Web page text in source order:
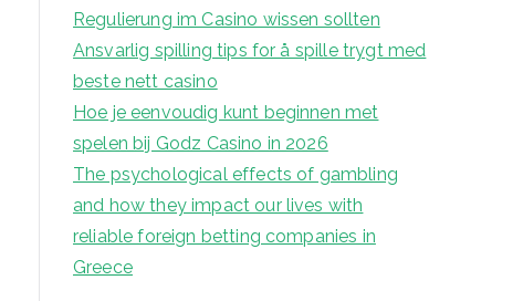
Regulierung im Casino wissen sollten
Ansvarlig spilling tips for å spille trygt med
beste nett casino
Hoe je eenvoudig kunt beginnen met
spelen bij Godz Casino in 2026
The psychological effects of gambling
and how they impact our lives with
reliable foreign betting companies in
Greece